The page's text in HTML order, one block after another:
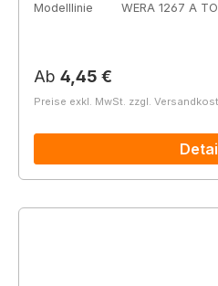
Modelllinie
WERA 1267 A
Regulärer Preis:
Ab 4,45 €
Preise exkl. MwSt. zzgl.